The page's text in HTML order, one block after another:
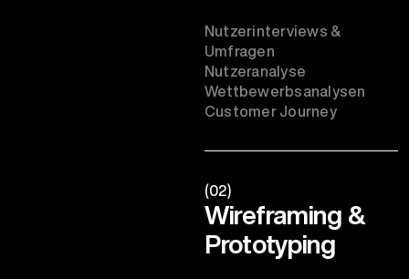
Nutzerinterviews &
Umfragen
Nutzeranalyse
Wettbewerbsanalysen
Customer Journey
(02)
Wireframing &
Prototyping